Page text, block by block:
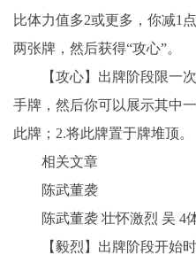
比体力值多2或更多，你减1
两张牌，然后获得“攻心”。
【攻心】出牌阶段限一
手牌，然后你可以展示其中
此牌；2.将此牌置于牌堆顶。
相关文章
陈武董袭
陈武董袭 壮怀激烈 吴 4
【毅烈】出牌阶段开始